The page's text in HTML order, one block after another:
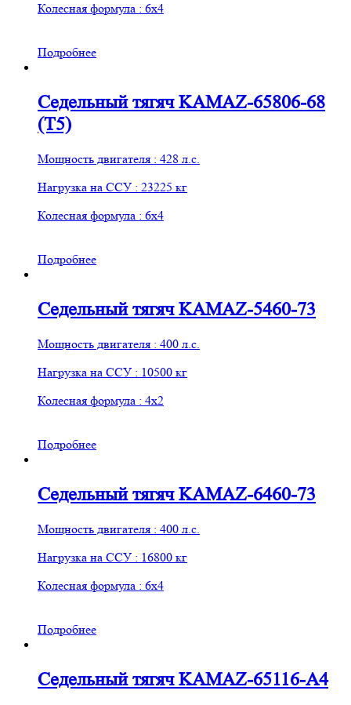
Колесная формула : 6х4
Подробнее
Седельный тягяч KAMAZ-65806-68
(T5)
Мощность двигателя : 428 л.с.
Нагрузка на ССУ : 23225 кг
Колесная формула : 6х4
Подробнее
Седельный тягяч KАМАZ-5460-73
Мощность двигателя : 400 л.с.
Нагрузка на ССУ : 10500 кг
Колесная формула : 4х2
Подробнее
Седельный тягяч KАМАZ-6460-73
Мощность двигателя : 400 л.с.
Нагрузка на ССУ : 16800 кг
Колесная формула : 6х4
Подробнее
Седельный тягяч KАМАZ-65116-A4